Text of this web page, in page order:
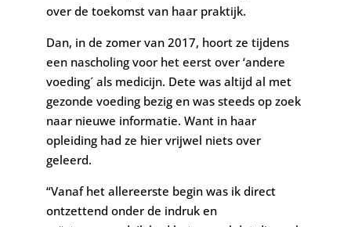
over de toekomst van haar praktijk.
Dan, in de zomer van 2017, hoort ze tijdens
een nascholing voor het eerst over ‘andere
voeding´ als medicijn. Dete was altijd al met
gezonde voeding bezig en was steeds op zoek
naar nieuwe informatie. Want in haar
opleiding had ze hier vrijwel niets over
geleerd.
“Vanaf het allereerste begin was ik direct
ontzettend onder de indruk en